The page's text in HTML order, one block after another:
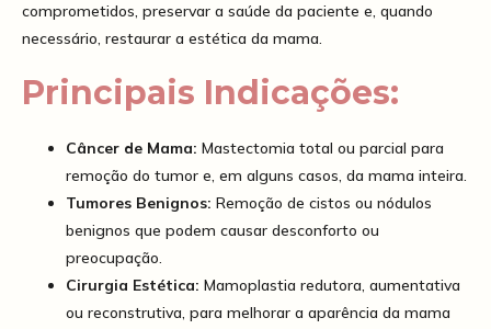
comprometidos, preservar a saúde da paciente e, quando
necessário, restaurar a estética da mama.
Principais Indicações:
Câncer de Mama: Mastectomia total ou parcial para
remoção do tumor e, em alguns casos, da mama inteira.
Tumores Benignos: Remoção de cistos ou nódulos
benignos que podem causar desconforto ou
preocupação.
Cirurgia Estética: Mamoplastia redutora, aumentativa
ou reconstrutiva, para melhorar a aparência da mama